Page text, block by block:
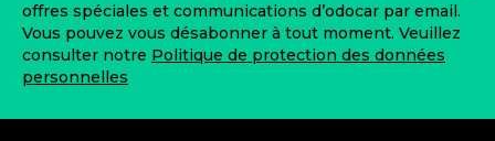
offres spéciales et communications d’odocar par email.
Vous pouvez vous désabonner à tout moment. Veuillez
consulter notre Politique de protection des données
personnelles